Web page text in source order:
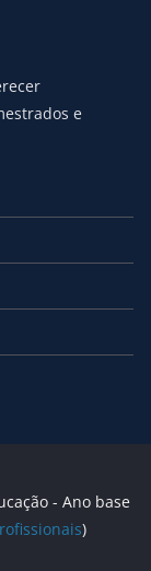
e
- Ano base
)